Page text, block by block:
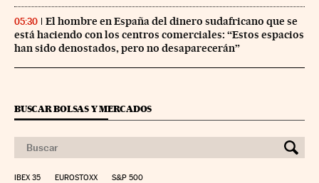
05:30
El hombre en España del dinero sudafricano que se
está haciendo con los centros comerciales: “Estos espacios
han sido denostados, pero no desaparecerán”
BUSCAR BOLSAS Y MERCADOS
IBEX 35 EUROSTOXX S&P 500